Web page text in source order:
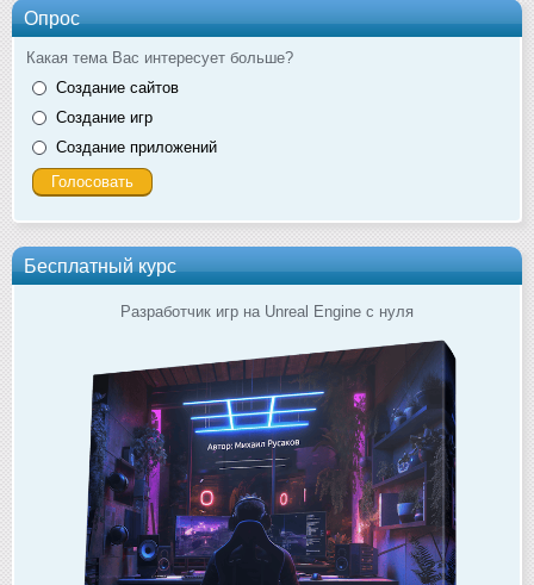
Опрос
Какая тема Вас интересует больше?
Создание сайтов
Создание игр
Создание приложений
Бесплатный курс
Разработчик игр на Unreal Engine с нуля